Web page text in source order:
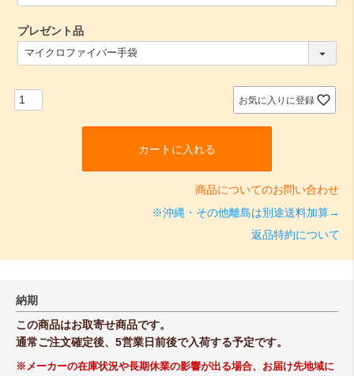
プレゼント品
必
お気に入りに登録
カートに入れる
商品についてのお問い合わせ
※沖縄・その他離島は別途送料加算→
返品特約について
納期
この商品はお取寄せ商品です。
通常ご注文確定後、5営業日前後で入荷する予定です。
※メーカーの在庫状況や長期休業の影響が出る場合、お届け先地域に